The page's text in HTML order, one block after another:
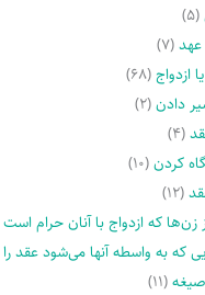
(۵)
عهد(۷)
ازدواج(۶۸)
دادن(۲)
(۴)
کردن(۱۰)
(۱۲)
زن‌ها که ازدواج با آنان حرام است
که به واسطه آنها مى‌شود عقد
(۱۱)